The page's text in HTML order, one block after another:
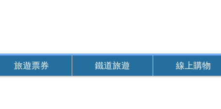
旅遊票券 鐵道旅遊 線上購物